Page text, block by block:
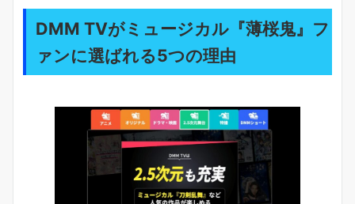
DMM TVがミュージカル『薄桜鬼』フ
ァンに選ばれる5つの理由